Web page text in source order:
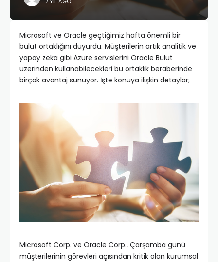
7 YIL AGO
Microsoft ve Oracle geçtiğimiz hafta önemli bir
bulut ortaklığını duyurdu. Müşterilerin artık analitik ve
yapay zeka gibi Azure servislerini Oracle Bulut
üzerinden kullanabilecekleri bu ortaklık beraberinde
birçok avantaj sunuyor. İşte konuya ilişkin detaylar;
Microsoft Corp. ve Oracle Corp., Çarşamba günü
müşterilerinin görevleri açısından kritik olan kurumsal